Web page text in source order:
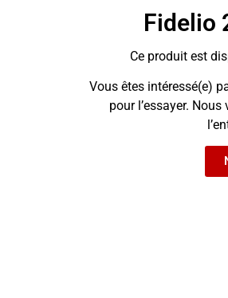
Fidelio
Ce produit est
Vous êtes intéressé(e)
pour l’essayer.